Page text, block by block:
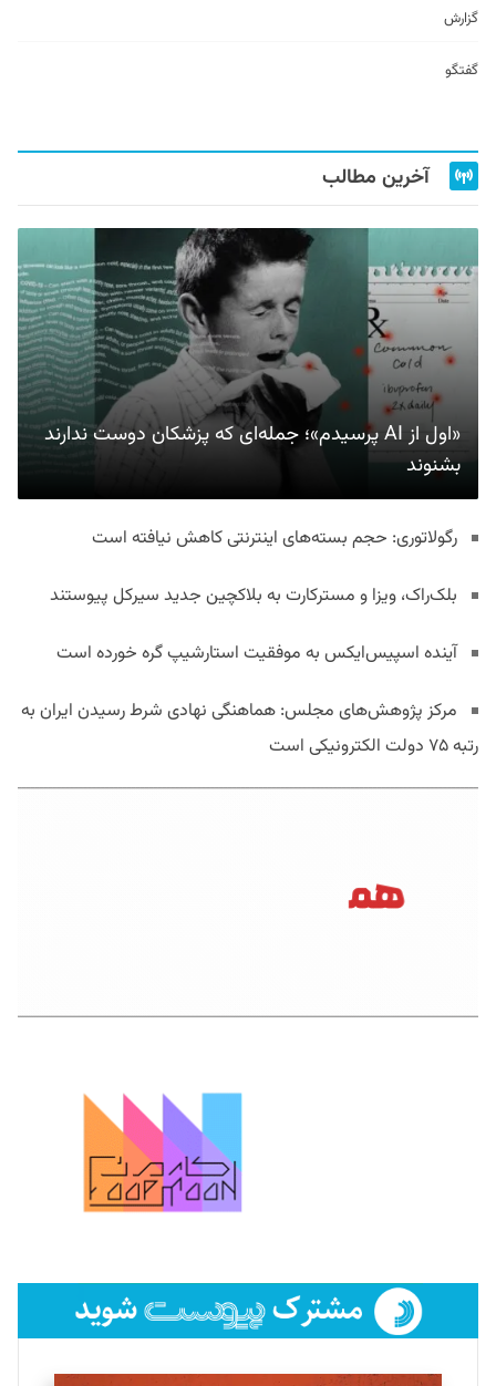
گزارش
گفتگو
آخرین مطالب
«اول از AI پرسیدم»؛ جمله‌ای که پزشکان دوست ندارند
بشنوند
رگولاتوری: حجم بسته‌های اینترنتی کاهش نیافته است
بلک‌راک، ویزا و مسترکارت به بلاکچین جدید سیرکل پیوستند
آینده اسپیس‌ایکس به موفقیت استارشیپ گره خورده است
مرکز پژوهش‌های مجلس: هماهنگی نهادی شرط رسیدن ایران به
رتبه ۷۵ دولت الکترونیکی است